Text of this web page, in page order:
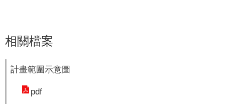
宣
告
相關檔案
計畫範圍示意圖
pdf